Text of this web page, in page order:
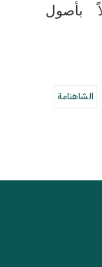
بأصول
الشاهنامة